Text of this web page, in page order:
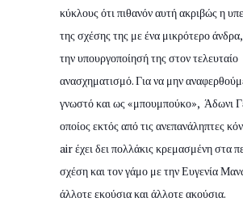
κύκλους ότι πιθανόν αυτή ακριβώς η
της σχέσης της με ένα μικρότερο
την υπουργοποίησή της στον τελευταίο
ανασχηματισμό. Για να μην
γνωστό και ως «μπουμπούκο», Άδωνι
οποίος εκτός από τις ανεπανάληπτες
air έχει δει πολλάκις κρεμασμένη στα
σχέση και τον γάμο με την Ευγενία
άλλοτε εκούσια και άλλοτε ακούσια.